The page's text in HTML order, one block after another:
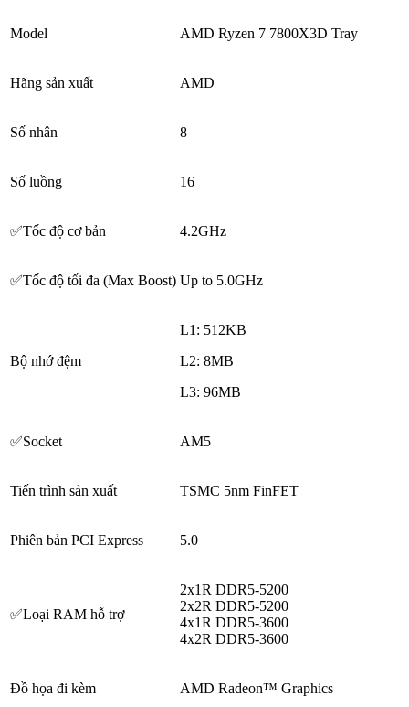
Model AMD Ryzen 7 7800X3D Tray
Hãng sản xuất AMD
Số nhân 8
Số luồng 16
✅Tốc độ cơ bản 4.2GHz
✅Tốc độ tối đa (Max Boost) Up to 5.0GHz
Bộ nhớ đệm
L1: 512KB
L2: 8MB
L3: 96MB
✅Socket AM5
Tiến trình sản xuất TSMC 5nm FinFET
Phiên bản PCI Express 5.0
✅Loại RAM hỗ trợ
2x1R DDR5-5200
2x2R DDR5-5200
4x1R DDR5-3600
4x2R DDR5-3600
Đồ họa đi kèm AMD Radeon™ Graphics